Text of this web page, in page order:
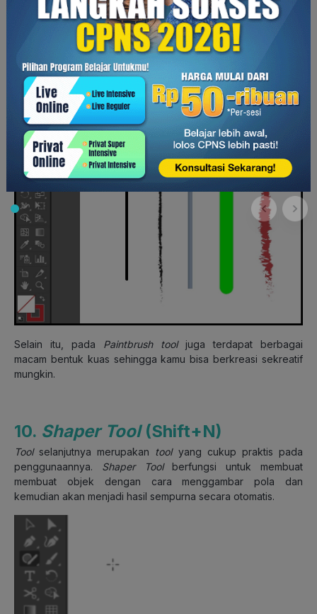
Paintbrush Tool(B)
Paintbrush Toolmemiliki fungsi untuk membuat objek dengan
bentuk efek dari kuas. Dengan menggunakantoolini, kamu
dapat membuat berbagai macam bentuk objek.
Selain itu, pada Paintbrush tool juga terdapat berbagai
macam bentuk kuas sehingga kamu bisa berkreasi sekreatif
mungkin.
10. Shaper Tool(Shift+N)
Toolselanjutnya merupakan toolyang cukup praktis pada
penggunaannya. Shaper Tool berfungsi untuk membuat
membuat objek dengan cara menggambar pola dan
kemudian akan menjadi hasil sempurna secara otomatis.